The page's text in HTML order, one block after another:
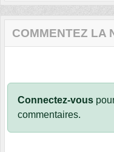
COMMENTEZ LA
Connectez-vous
commentaires.